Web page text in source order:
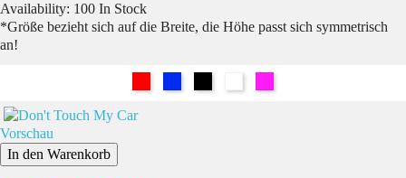
Availability: 100 In Stock
*Größe bezieht sich auf die Breite, die Höhe passt sich symmetrisch
an!
Vorschau
In den Warenkorb